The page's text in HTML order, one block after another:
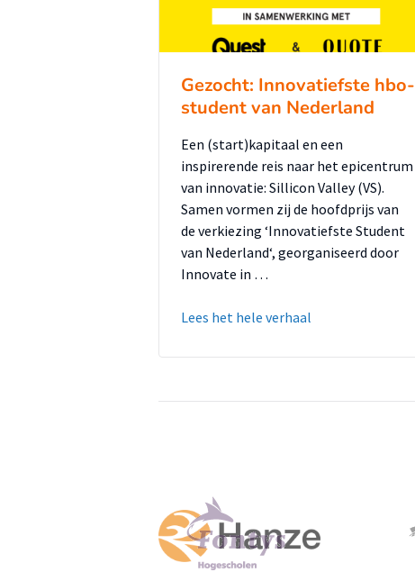
Gezocht: Innovatiefste hbo-
student van Nederland
Een (start)kapitaal en een
inspirerende reis naar het epicentrum
van innovatie: Sillicon Valley (VS).
Samen vormen zij de hoofdprijs van
de verkiezing ‘Innovatiefste Student
van Nederland‘, georganiseerd door
Innovate in …
Lees het hele verhaal